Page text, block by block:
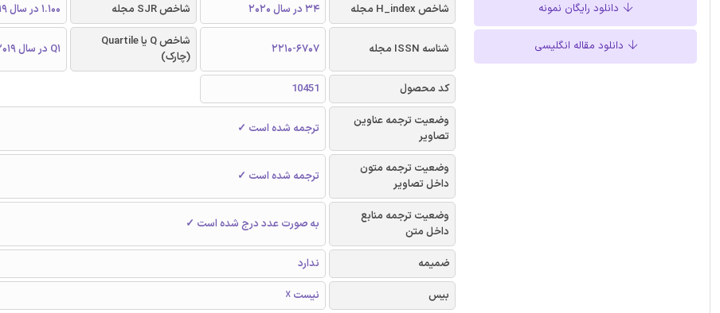
دانلود رایگان نمونه
دانلود مقاله انگلیسی
شاخص H_index مجله
34 در سال 2020 شاخص SJR مجله 1.100 در سال 2019
شناسه ISSN مجله 2210-6707
شاخص Q یا Quartile
(چارک)
Q1 در سال 2019
کد محصول
10451
وضعیت ترجمه عناوین
تصاویر
ترجمه شده است ✓
وضعیت ترجمه متون
داخل تصاویر
ترجمه شده است ✓
وضعیت ترجمه منابع
داخل متن
به صورت عدد درج شده است ✓
ضمیمه
ندارد
بیس
نیست ☓